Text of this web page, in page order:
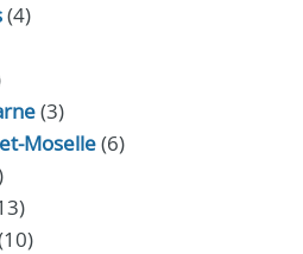
(4)
(3)
Moselle(6)